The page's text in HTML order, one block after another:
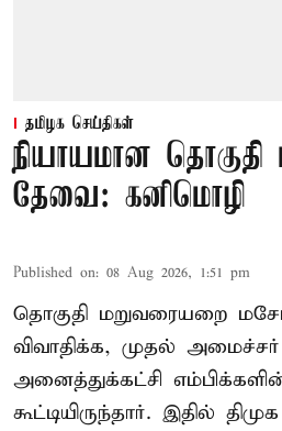
தமிழக செய்திகள்
நியாயமான
தேவை: கனிமொழி
Published on: 08 Aug 2026, 1:51 pm
தொகுதி மறுவரையறை
விவாதிக்க, முதல்
அனைத்துக்கட்சி
கூட்டியிருந்தார். இதில்